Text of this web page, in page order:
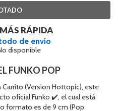
RÁPIDA
de envío
disponible
FUNKO POP
Carrito (Version Hottopic), este
oficial Funko ✔️, el cual está
formato es de 9 cm (Pop